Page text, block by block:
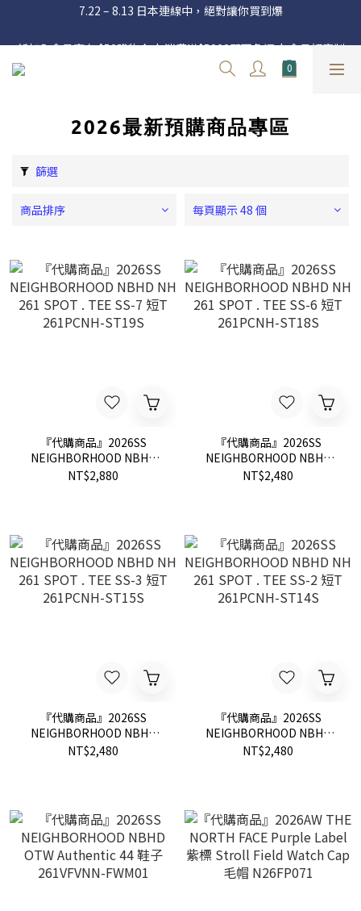
官網三週年 8月滿額送購物金 - 滿 $2000 送 $60 / 滿 $4000 送 $300
新加入會員享有 $50購物金  |  消費滿$5000即可免運  |  會員好康制
官網三週年 8月滿額送購物金 - 滿 $2000 送 $60 / 滿 $4000 送 $300
/ 滿 $10000 送 $1500
2026最新預購商品專區
篩選
商品排序 每頁顯示 48 個
『代購商品』2026SS
NEIGHBORHOOD NBHD
NH 261 SPOT . TEE SS-7 短
NT$2,880
『代購商品』2026SS
NEIGHBORHOOD NBHD
NH 261 SPOT . TEE SS-6 短
NT$2,480
『代購商品』2026SS
NEIGHBORHOOD NBHD
NH 261 SPOT . TEE SS-3 短
NT$2,480
『代購商品』2026SS
NEIGHBORHOOD NBHD
NH 261 SPOT . TEE SS-2 短
NT$2,480